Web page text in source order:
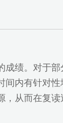
绩。对于
内有针对性
从而在复读